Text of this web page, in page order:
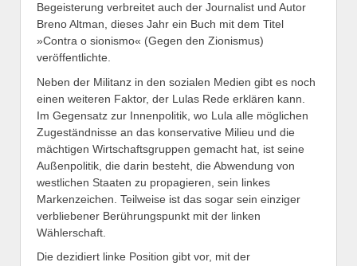
Begeisterung verbreitet auch der Journalist und Autor
Breno Altman, dieses Jahr ein Buch mit dem Titel
»Contra o sionismo« (Gegen den Zionismus)
veröffentlichte.
Neben der Militanz in den sozialen Medien gibt es noch
einen weiteren Faktor, der Lulas Rede erklären kann.
Im Gegensatz zur Innenpolitik, wo Lula alle möglichen
Zugeständnisse an das konservative Milieu und die
mächtigen Wirtschaftsgruppen gemacht hat, ist seine
Außenpolitik, die darin besteht, die Abwendung von
westlichen Staaten zu propagieren, sein linkes
Markenzeichen. Teilweise ist das sogar sein einziger
verbliebener Berührungspunkt mit der linken
Wählerschaft.
Die dezidiert linke Position gibt vor, mit der